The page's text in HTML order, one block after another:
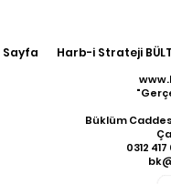
Sayfa Harb-i Strateji
Büklüm
0312